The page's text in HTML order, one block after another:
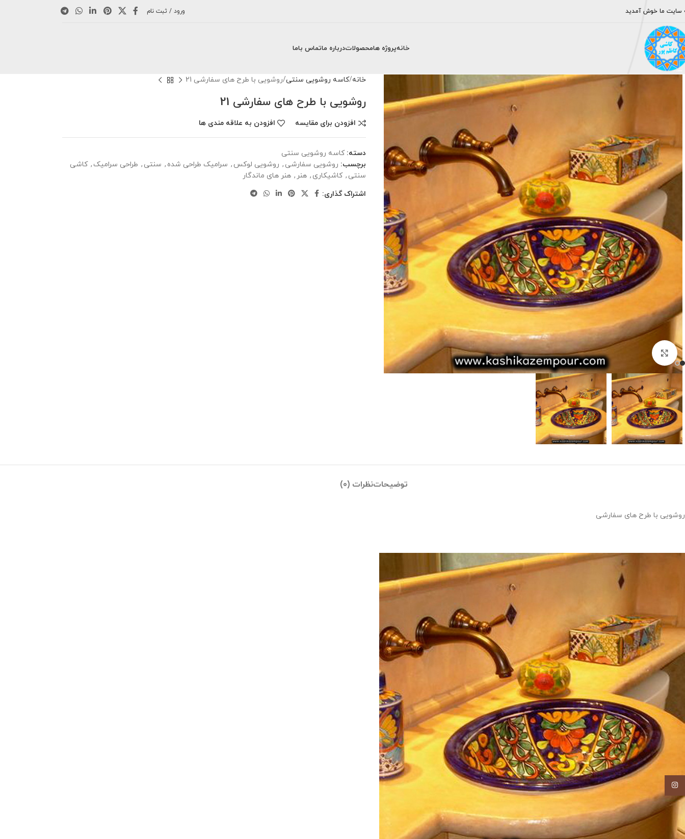
سایت ما خوش آمدید ورود / ثبت نام
خانهپروژه هامحصولاتدرباره ماتماس باما
برای بزرگنمایی کلیک کنید
خانه کاسه روشویی سنتی روشویی با طرح های سفارشی 21
روشویی با طرح های سفارشی 21
افزودن برای مقایسه افزودن به علاقه مندی ها
دسته: کاسه روشویی سنتی
برچسب: روشویی سفارشی , روشویی لوکس , سرامیک طراحی شده , سنتی , طراحی سرامیک , کاشی
سنتی , کاشیکاری , هنر , هنر های ماندگار
اشتراک گذاری:
توضیحاتنظرات (0)
روشویی با طرح های سفارشی